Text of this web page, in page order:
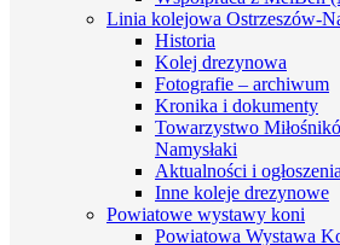
Linia kolejowa Ostrzeszów-
Historia
Kolej drezynowa
Fotografie – archiwum
Kronika i dokumenty
Towarzystwo
Namysłaki
Aktualności i
Inne koleje drezynowe
Powiatowe wystawy koni
Powiatowa Wystawa